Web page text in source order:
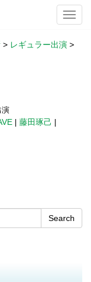
> レギュラー出演 >
演
| 藤田琢己 |
Search